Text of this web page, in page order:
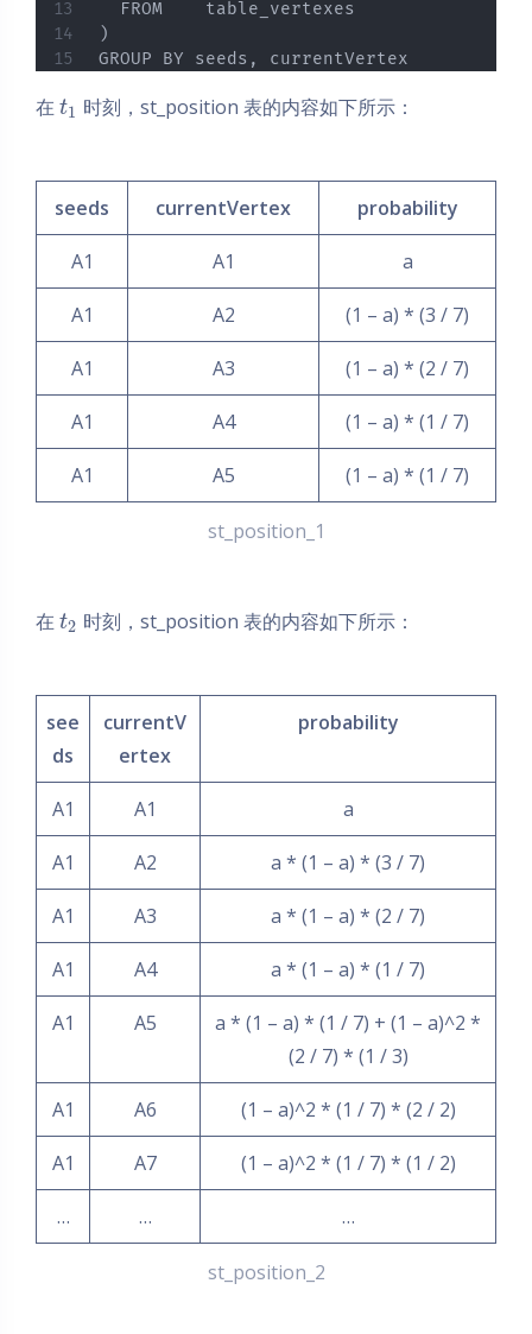
  FROM    table_vertexes
)
GROUP BY seeds, currentVertex
在 t1 时刻，st_position 表的内容如下所示：
seeds currentVertex probability
A1 A1 a
A1 A2 (1 – a) * (3 / 7)
A1 A3 (1 – a) * (2 / 7)
A1 A4 (1 – a) * (1 / 7)
A1 A5 (1 – a) * (1 / 7)
st_position_1
在 t2 时刻，st_position 表的内容如下所示：
see
ds
currentV
ertex
probability
A1 A1 a
A1 A2 a * (1 – a) * (3 / 7)
A1 A3 a * (1 – a) * (2 / 7)
A1 A4 a * (1 – a) * (1 / 7)
A1 A5
a * (1 – a) * (1 / 7) + (1 – a)^2 *
(2 / 7) * (1 / 3)
A1 A6 (1 – a)^2 * (1 / 7) * (2 / 2)
A1 A7 (1 – a)^2 * (1 / 7) * (1 / 2)
… … …
st_position_2